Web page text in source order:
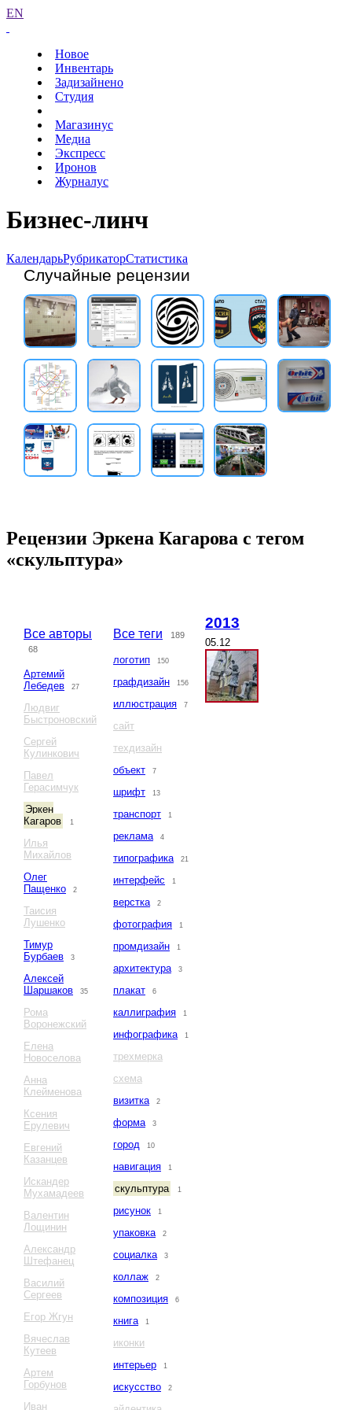
EN
Новое
Инвентарь
Задизайнено
Студия
Магазинус
Медиа
Экспресс
Иронов
Журналус
Бизнес-линч
КалендарьРубрикаторСтатистика
Случайные рецензии
Рецензии Эркена Кагарова с тегом
«скульптура»
Все авторы
68
Артемий
Лебедев
27
Людвиг
Быстроновский
Сергей
Кулинкович
Павел
Герасимчук
Эркен
Кагаров
1
Илья
Михайлов
Олег
Пащенко
2
Таисия
Лушенко
Тимур
Бурбаев
3
Алексей
Шаршаков
35
Рома
Воронежский
Елена
Новоселова
Анна
Клейменова
Ксения
Ерулевич
Евгений
Казанцев
Искандер
Мухамадеев
Валентин
Лощинин
Александр
Штефанец
Василий
Сергеев
Егор Жгун
Вячеслав
Кутеев
Артем
Горбунов
Иван
Все теги 189
логотип 150
графдизайн 156
иллюстрация 7
сайт
техдизайн
объект
7
шрифт 13
транспорт 1
реклама 4
типографика 21
интерфейс 1
верстка 2
фотография 1
промдизайн 1
архитектура 3
плакат 6
каллиграфия 1
инфографика 1
трехмерка
схема
визитка
2
форма 3
город 10
навигация 1
скульптура 1
рисунок 1
упаковка 2
социалка 3
коллаж 2
композиция 6
книга 1
иконки
интерьер
1
искусство 2
2013
05.12